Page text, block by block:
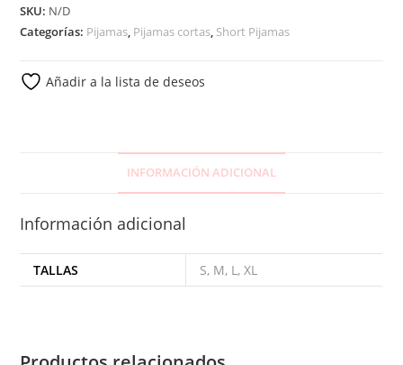
SKU: N/D
Categorías: Pijamas, Pijamas cortas, Short Pijamas
Añadir a la lista de deseos
INFORMACIÓN ADICIONAL
Información adicional
TALLAS S, M, L, XL